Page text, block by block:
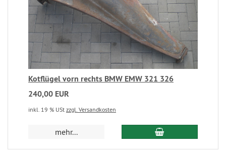
Kotflügel vorn rechts BMW EMW 321 326
240,00 EUR
inkl. 19 % USt zzgl. Versandkosten
mehr...